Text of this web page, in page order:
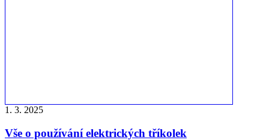
1. 3. 2025
Vše o používání elektrických tříkolek